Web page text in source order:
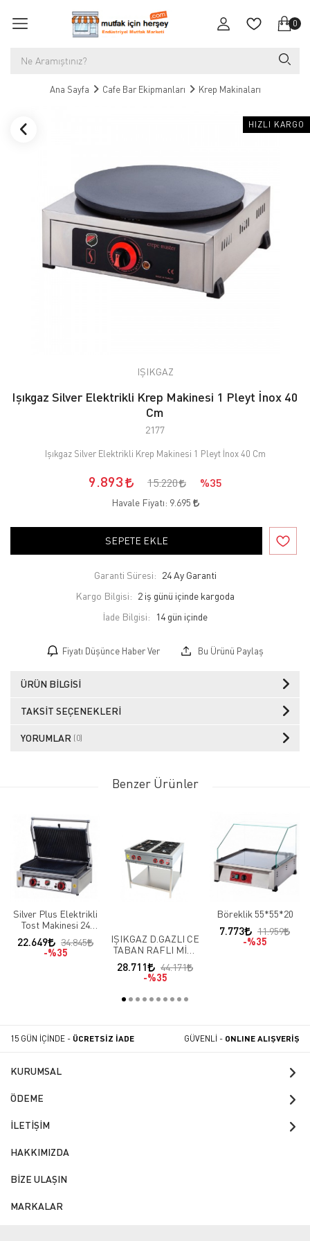
0
Ana Sayfa Cafe Bar Ekipmanları Krep Makinaları
HIZLI KARGO
IŞIKGAZ
Işıkgaz Silver Elektrikli Krep Makinesi 1 Pleyt İnox 40
Cm
2177
Işıkgaz Silver Elektrikli Krep Makinesi 1 Pleyt İnox 40 Cm
9.893 15.220 %35
Havale Fiyatı: 9.695
SEPETE EKLE
Garanti Süresi: 24 Ay Garanti
Kargo Bilgisi: 2 iş günü içinde kargoda
İade Bilgisi:
Fiyatı Düşünce Haber Ver Bu Ürünü Paylaş
ÜRÜN BILGISI
TAKSIT SEÇENEKLERI
YORUMLAR (0)
Benzer Ürünler
Silver Plus Elektrikli
Tost Makinesi 24
Dilim
22.649
34.845
%35
IŞIKGAZ D.GAZLI CE
TABAN RAFLI MİDİ
OCAK 4 BACK
28.711
44.171
%35
Böreklik 55*55*20
7.773
11.959
%35
15 GÜN İÇİNDE - ÜCRETSİZ İADE GÜVENLİ - ONLINE ALIŞVERİŞ
KURUMSAL
ÖDEME
İLETİŞİM
HAKKIMIZDA
BİZE ULAŞIN
MARKALAR